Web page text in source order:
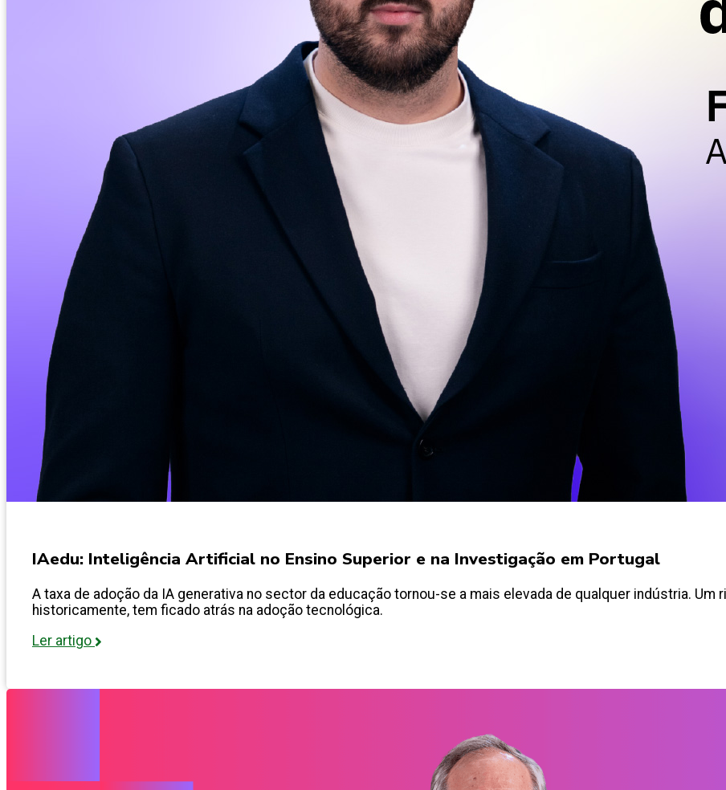
IAedu: Inteligência Artificial no Ensino Superior e na Investigação em Portugal
A taxa de adoção da IA generativa no sector da educação tornou-se a mais elevada de qualquer indústria. Um
historicamente, tem ficado atrás na adoção tecnológica.
Ler artigo